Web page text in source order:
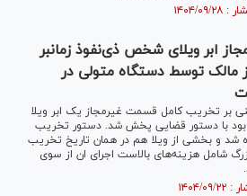
ابر ویلای شخص ذی‌نفوذ زمانبر
توسط دستگاه متولی در
بر تخریب کامل قسمت غیرمجاز یک ابر ویلا
بود با دستور قضایی پخش شد. دستور تخریب
ویلا در اسفند ۱۴۰۰ داده شد و بخشی از ویلا هم در همان تاریخ تخریب
شامل هزینه‌های بالاست اجرای ان از سوی